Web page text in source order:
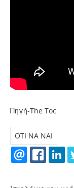
Πηγή-The Toc
OTI NA NAI